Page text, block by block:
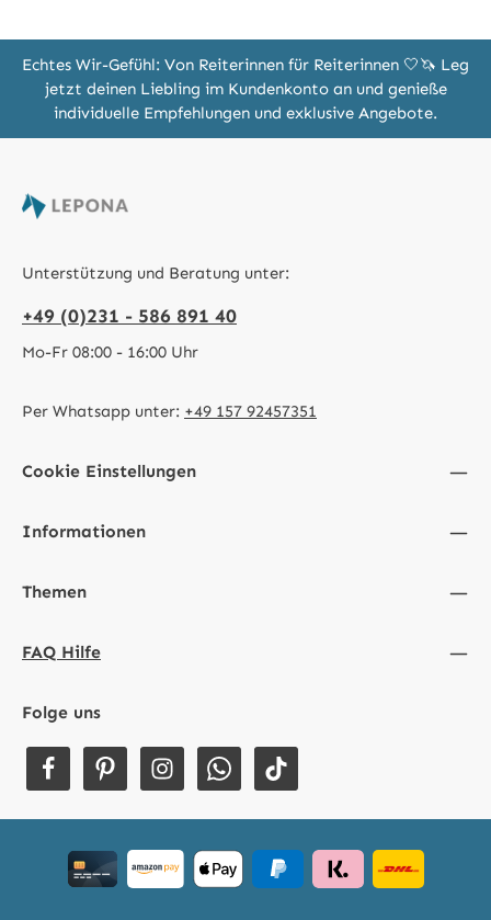
Echtes Wir-Gefühl: Von Reiterinnen für Reiterinnen 🤍🦄 Leg
jetzt deinen Liebling im Kundenkonto an und genieße
individuelle Empfehlungen und exklusive Angebote.
Unterstützung und Beratung unter:
+49 (0)231 - 586 891 40
Mo-Fr 08:00 - 16:00 Uhr
Per Whatsapp unter: +49 157 92457351
Cookie Einstellungen
Informationen
Themen
FAQ Hilfe
Folge uns